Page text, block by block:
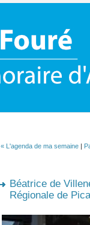
« L'agenda de ma semaine|
Béatrice de
Régionale de